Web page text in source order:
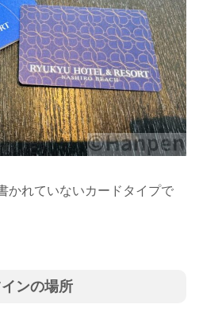
かれていないカードタイプで
ンの場所